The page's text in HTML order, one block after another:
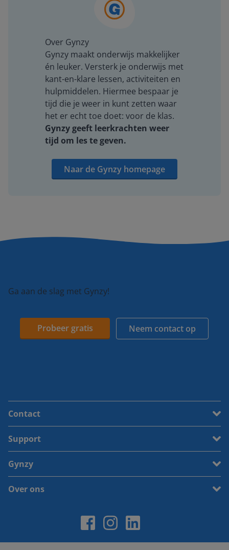
Over Gynzy
Gynzy maakt onderwijs makkelijker
én leuker. Versterk je onderwijs met
kant-en-klare lessen, activiteiten en
hulpmiddelen. Hiermee bespaar je
tijd die je weer in kunt zetten waar
het er echt toe doet: voor de klas.
Gynzy geeft leerkrachten weer
tijd om les te geven.
Naar de Gynzy homepage
Ga aan de slag met Gynzy!
Probeer gratis Neem contact op
Contact
Support
Gynzy
Over ons